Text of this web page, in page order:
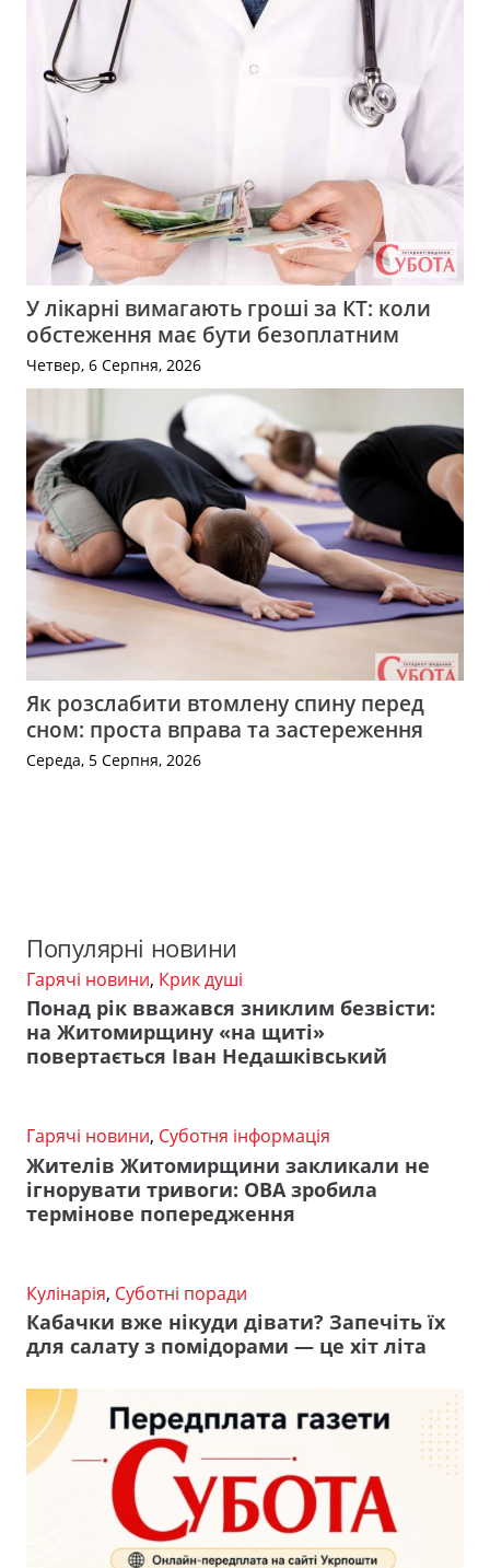
У лікарні вимагають гроші за КТ: коли
обстеження має бути безоплатним
Четвер, 6 Серпня, 2026
Як розслабити втомлену спину перед
сном: проста вправа та застереження
Середа, 5 Серпня, 2026
Популярні новини
Гарячі новини, Крик душі
Понад рік вважався зниклим безвісти:
на Житомирщину «на щиті»
повертається Іван Недашківський
Гарячі новини, Суботня інформація
Жителів Житомирщини закликали не
ігнорувати тривоги: ОВА зробила
термінове попередження
Кулінарія, Суботні поради
Кабачки вже нікуди дівати? Запечіть їх
для салату з помідорами — це хіт літа